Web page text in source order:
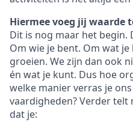
Hiermee voeg jij waarde
Dit is nog maar het begin.
Om wie je bent. Om wat
groeien. We zijn dan ook
én wat je kunt. Dus hoe
welke manier verras je
vaardigheden? Verder
dat je: